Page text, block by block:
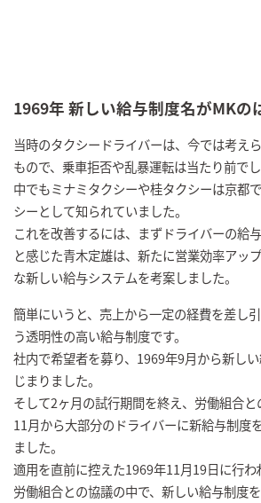
1969年 新しい給与制度名がMKの
当時のタクシードライバーは、今では考え
もので、乗車拒否や乱暴運転は当たり前でし
中でもミナミタクシーや桂タクシーは京都
シーとして知られていました。
これを改善するには、まずドライバーの給
と感じた青木定雄は、新たに営業効率アッ
な新しい給与システムを考案しました。
簡単にいうと、売上から一定の経費を差し
う透明性の高い給与制度です。
社内で希望者を募り、1969年9月から新し
じまりました。
そして2ヶ月の試行期間を終え、労働組合
11月から大部分のドライバーに新給与制度
ました。
適用を直前に控えた1969年11月19日に行わ
労働組合との協議の中で、新しい給与制度を